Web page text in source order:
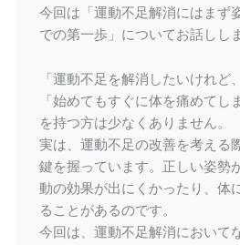
今回は「運動不足解消にはまず
での第一歩」についてお話しし
「運動不足を解消したいけれど
「始めてもすぐに体を痛めて
を持つ方は少なくありません。
実は、運動不足の改善を考える
鍵を握っています。正しい姿勢
動の効果が出にくかったり、体
ることがあるのです。
今回は、運動不足解消において